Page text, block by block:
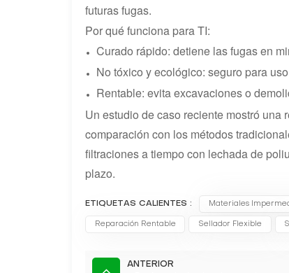
futuras fugas.
Por qué funciona para TI:
Curado rápido: detiene las fugas en
No tóxico y ecológico: seguro para
Rentable: evita excavaciones o
Un estudio de caso reciente mostró
comparación con los métodos
filtraciones a tiempo con lechada de
plazo.
ETIQUETAS CALIENTES : Materiales
Reparación Rentable Sellador Flexible
ANTERIOR